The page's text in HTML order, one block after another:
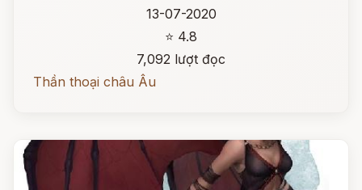
13-07-2020
⭐ 4.8
7,092 lượt đọc
Thần thoại châu Âu